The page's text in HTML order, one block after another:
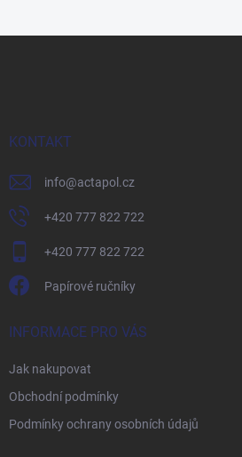
KONTAKT
info@actapol.cz
+420 777 822 722
+420 777 822 722
Papírové ručníky
INFORMACE PRO VÁS
Jak nakupovat
Obchodní podmínky
Podmínky ochrany osobních údajů